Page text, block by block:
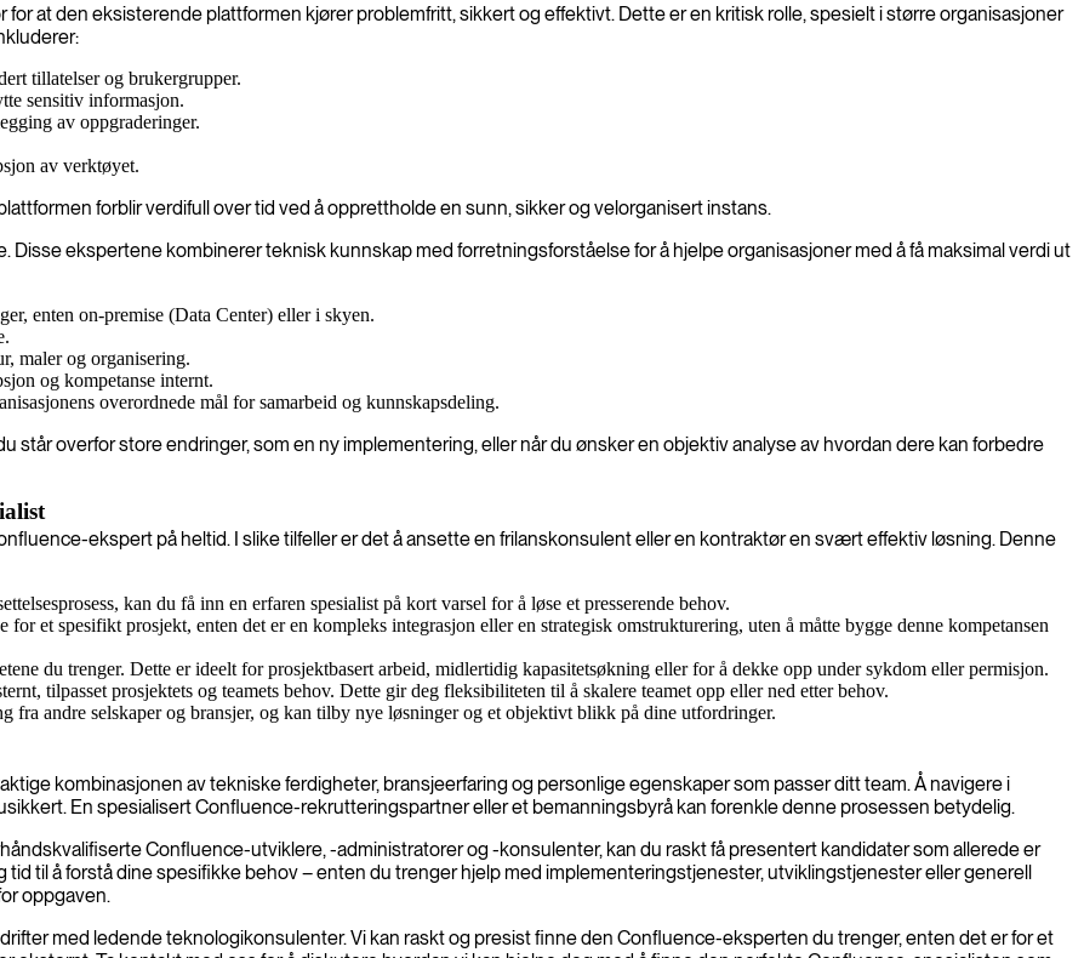
at den eksisterende plattformen kjører problemfritt, sikkert og effektivt. Dette er en kritisk rolle, spesielt i større organisasjoner
tillatelser og brukergrupper.
sensitiv informasjon.
av oppgraderinger.
av verktøyet.
forblir verdifull over tid ved å opprettholde en sunn, sikker og velorganisert instans.
ekspertene kombinerer teknisk kunnskap med forretningsforståelse for å hjelpe organisasjoner med å få maksimal verdi ut
enten on-premise (Data Center) eller i skyen.
maler og organisering.
og kompetanse internt.
overordnede mål for samarbeid og kunnskapsdeling.
overfor store endringer, som en ny implementering, eller når du ønsker en objektiv analyse av hvordan dere kan forbedre
ekspert på heltid. I slike tilfeller er det å ansette en frilanskonsulent eller en kontraktør en svært effektiv løsning. Denne
kan du få inn en erfaren spesialist på kort varsel for å løse et presserende behov.
et spesifikt prosjekt, enten det er en kompleks integrasjon eller en strategisk omstrukturering, uten å måtte bygge denne kompetansen
du trenger. Dette er ideelt for prosjektbasert arbeid, midlertidig kapasitetsøkning eller for å dekke opp under sykdom eller permisjon.
tilpasset prosjektets og teamets behov. Dette gir deg fleksibiliteten til å skalere teamet opp eller ned etter behov.
fra andre selskaper og bransjer, og kan tilby nye løsninger og et objektivt blikk på dine utfordringer.
kombinasjonen av tekniske ferdigheter, bransjeerfaring og personlige egenskaper som passer ditt team. Å navigere i
En spesialisert Confluence-rekrutteringspartner eller et bemanningsbyrå kan forenkle denne prosessen betydelig.
Confluence-utviklere, -administratorer og -konsulenter, kan du raskt få presentert kandidater som allerede er
tid til å forstå dine spesifikke behov – enten du trenger hjelp med implementeringstjenester, utviklingstjenester eller generell
oppgaven.
med ledende teknologikonsulenter. Vi kan raskt og presist finne den Confluence-eksperten du trenger, enten det er for et